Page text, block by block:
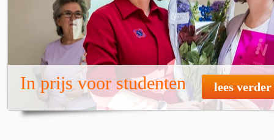
In prijs voor studenten lees verder